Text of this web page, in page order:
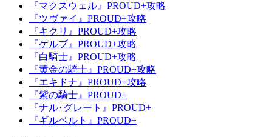
『マクスウェル』PROUD+攻略
『ツヴァイ』PROUD+攻略
『キクリ』PROUD+攻略
『ケルブ』PROUD+攻略
『白騎士』PROUD+攻略
『黄金の騎士』PROUD+攻略
『エキドナ』PROUD+攻略
『紫の騎士』PROUD+
『ナル･グレート』PROUD+
『ギルベルト』PROUD+